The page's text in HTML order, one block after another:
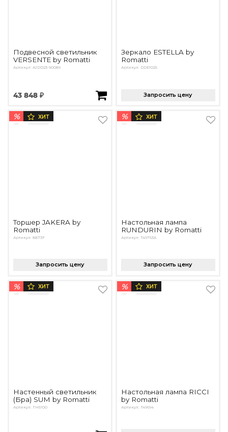
Подвесной светильник
VERSENTE by Romatti
Артикул: AJDD23-90089
43 848 ₽
Зеркало ESTELLA by
Romatti
Артикул: DDE1025
Запросить цену
% ХИТ
Торшер JAKERA by
Romatti
Артикул: 8873F
Запросить цену
% ХИТ
Настольная лампа
RUNDURIN by Romatti
Артикул: T49763A
Запросить цену
% ХИТ
Настенный светильник
(Бра) SUM by Romatti
Артикул: TH5100
% ХИТ
Настольная лампа RICCI
by Romatti
Артикул: T49694